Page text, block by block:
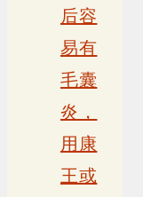
后容
易有
毛囊
炎，
用康
王或